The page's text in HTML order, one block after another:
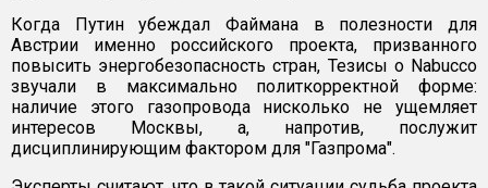
Когда Путин убеждал Файмана в полезности для
Австрии именно российского проекта, призванного
повысить энергобезопасность стран, Тезисы о Nabucco
звучали в максимально политкорректной форме:
наличие этого газопровода нисколько не ущемляет
интересов Москвы, а, напротив, послужит
дисциплинирующим фактором для "Газпрома".